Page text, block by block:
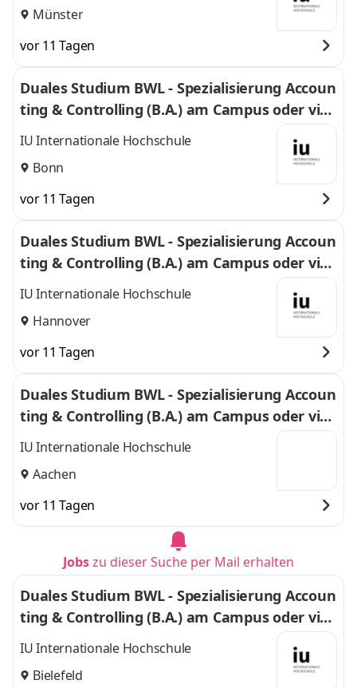
Münster
vor 11 Tagen
Duales Studium BWL - Spezialisierung Accoun
ting & Controlling (B.A.) am Campus oder virt
uell
IU Internationale Hochschule
Bonn
vor 11 Tagen
Duales Studium BWL - Spezialisierung Accoun
ting & Controlling (B.A.) am Campus oder virt
uell
IU Internationale Hochschule
Hannover
vor 11 Tagen
Duales Studium BWL - Spezialisierung Accoun
ting & Controlling (B.A.) am Campus oder virt
uell
IU Internationale Hochschule
Aachen
vor 11 Tagen
Jobszu dieser Suche per Mail erhalten
Duales Studium BWL - Spezialisierung Accoun
ting & Controlling (B.A.) am Campus oder virt
uell
IU Internationale Hochschule
Bielefeld